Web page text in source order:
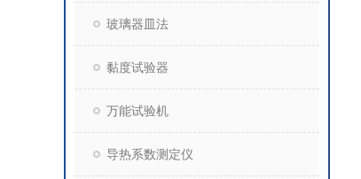
玻璃器皿法
黏度试验器
万能试验机
导热系数测定仪